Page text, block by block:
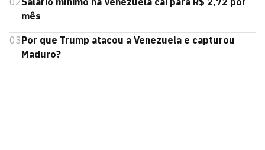
mês
03Por que Trump atacou a Venezuela e capturou
Maduro?